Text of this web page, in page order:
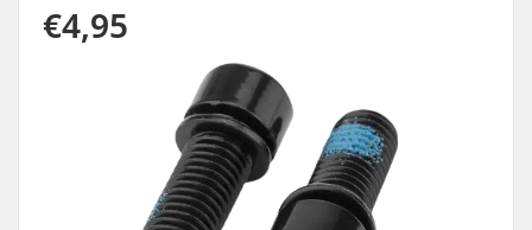
€4,95